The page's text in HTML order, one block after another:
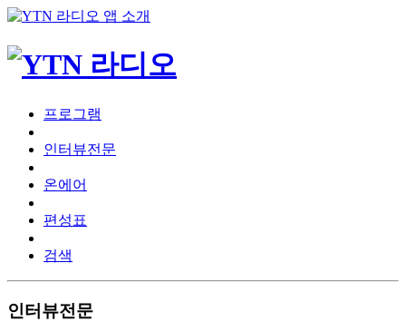
프로그램
인터뷰전문
온에어
편성표
검색
인터뷰전문